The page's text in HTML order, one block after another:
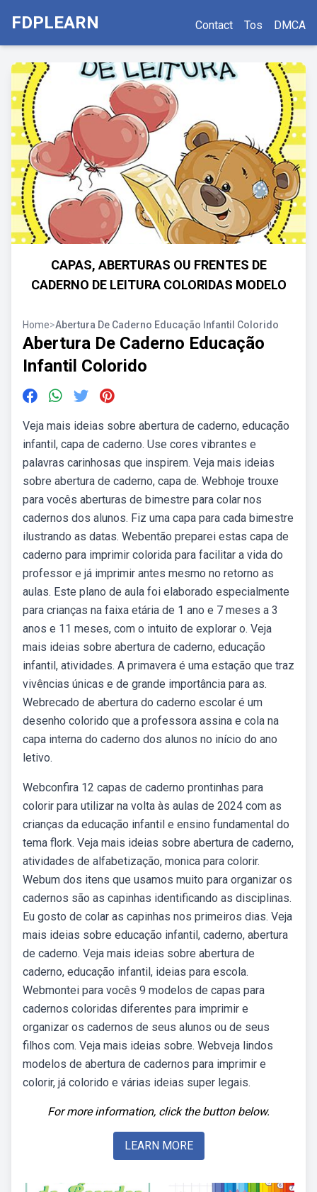
FDPLEARN Contact Tos DMCA
CAPAS, ABERTURAS OU FRENTES DE
CADERNO DE LEITURA COLORIDAS MODELO
Home>Abertura De Caderno Educação Infantil Colorido
Abertura De Caderno Educação
Infantil Colorido
Veja mais ideias sobre abertura de caderno, educação
infantil, capa de caderno. Use cores vibrantes e
palavras carinhosas que inspirem. Veja mais ideias
sobre abertura de caderno, capa de. Webhoje trouxe
para vocês aberturas de bimestre para colar nos
cadernos dos alunos. Fiz uma capa para cada bimestre
ilustrando as datas. Webentão preparei estas capa de
caderno para imprimir colorida para facilitar a vida do
professor e já imprimir antes mesmo no retorno as
aulas. Este plano de aula foi elaborado especialmente
para crianças na faixa etária de 1 ano e 7 meses a 3
anos e 11 meses, com o intuito de explorar o. Veja
mais ideias sobre abertura de caderno, educação
infantil, atividades. A primavera é uma estação que traz
vivências únicas e de grande importância para as.
Webrecado de abertura do caderno escolar é um
desenho colorido que a professora assina e cola na
capa interna do caderno dos alunos no início do ano
letivo.
Webconfira 12 capas de caderno prontinhas para
colorir para utilizar na volta às aulas de 2024 com as
crianças da educação infantil e ensino fundamental do
tema flork. Veja mais ideias sobre abertura de caderno,
atividades de alfabetização, monica para colorir.
Webum dos itens que usamos muito para organizar os
cadernos são as capinhas identificando as disciplinas.
Eu gosto de colar as capinhas nos primeiros dias. Veja
mais ideias sobre educação infantil, caderno, abertura
de caderno. Veja mais ideias sobre abertura de
caderno, educação infantil, ideias para escola.
Webmontei para vocês 9 modelos de capas para
cadernos coloridas diferentes para imprimir e
organizar os cadernos de seus alunos ou de seus
filhos com. Veja mais ideias sobre. Webveja lindos
modelos de abertura de cadernos para imprimir e
colorir, já colorido e várias ideias super legais.
For more information, click the button below.
LEARN MORE